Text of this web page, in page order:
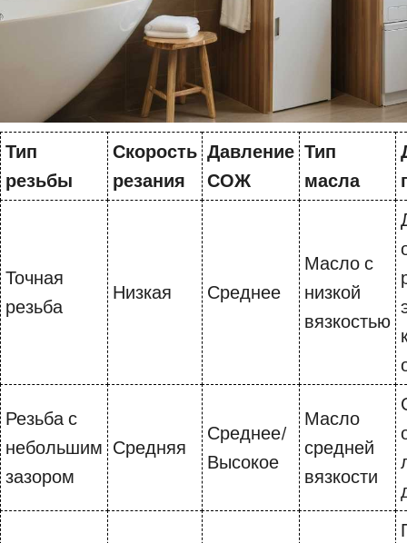
Тип
резьбы
Скорость
резания
Давление
СОЖ
Тип
масла
Точная
резьба
Низкая Среднее
Масло с
низкой
вязкостью
Резьба с
небольшим
зазором
Средняя
Среднее/
Высокое
Масло
средней
вязкости